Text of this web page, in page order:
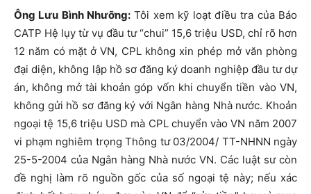
Ông Lưu Bình Nhưỡng: Tôi xem kỹ loạt điều tra của Báo
CATP Hệ lụy từ vụ đầu tư “chui” 15,6 triệu USD, chỉ rõ hơn
12 năm có mặt ở VN, CPL không xin phép mở văn phòng
đại diện, không lập hồ sơ đăng ký doanh nghiệp đầu tư dự
án, không mở tài khoản góp vốn khi chuyển tiền vào VN,
không gửi hồ sơ đăng ký với Ngân hàng Nhà nước. Khoản
ngoại tệ 15,6 triệu USD mà CPL chuyển vào VN năm 2007
vi phạm nghiêm trọng Thông tư 03/2004/ TT-NHNN ngày
25-5-2004 của Ngân hàng Nhà nước VN. Các luật sư còn
đề nghị làm rõ nguồn gốc của số ngoại tệ này; nếu xác